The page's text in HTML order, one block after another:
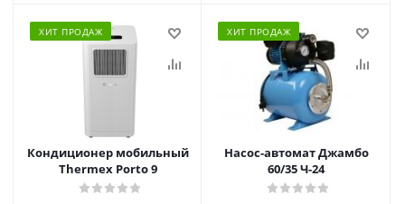
ХИТ ПРОДАЖ
Кондиционер мобильный
Thermex Porto 9
ХИТ ПРОДАЖ
Насос-автомат Джамбо
60/35 Ч-24